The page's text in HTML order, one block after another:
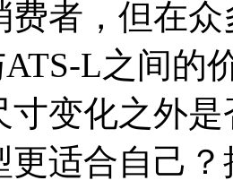
费者，但在
ATS-L之间的
寸变化之外
更适合自己